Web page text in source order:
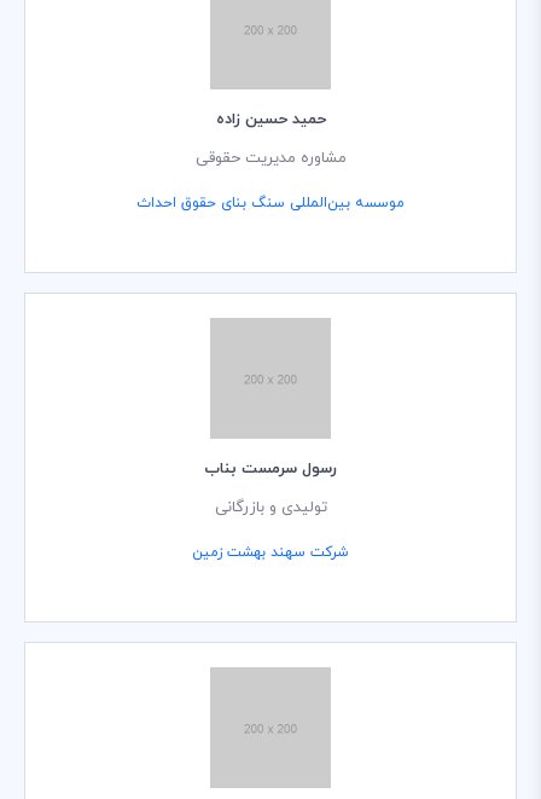
حمید حسین زاده
مشاوره مدیریت حقوقی
موسسه بین‌المللی سنگ بنای حقوق احداث
رسول سرمست بناب
تولیدی و بازرگانی
شرکت سهند بهشت زمین